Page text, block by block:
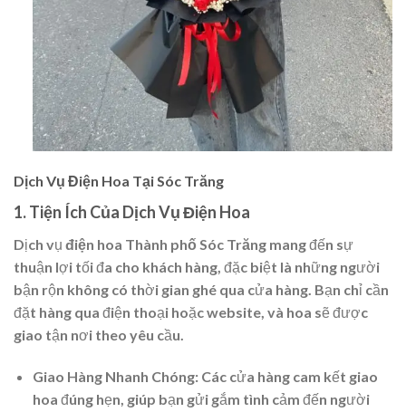
Dịch Vụ Điện Hoa Tại Sóc Trăng
1. Tiện Ích Của Dịch Vụ Điện Hoa
Dịch vụ điện hoa Thành phố Sóc Trăng mang đến sự
thuận lợi tối đa cho khách hàng, đặc biệt là những người
bận rộn không có thời gian ghé qua cửa hàng. Bạn chỉ cần
đặt hàng qua điện thoại hoặc website, và hoa sẽ được
giao tận nơi theo yêu cầu.
Giao Hàng Nhanh Chóng:Các cửa hàng cam kết giao
hoa đúng hẹn, giúp bạn gửi gắm tình cảm đến người